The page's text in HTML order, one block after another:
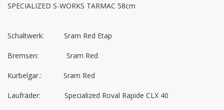
SPECIALIZED S-WORKS TARMAC 58cm
Schaltwerk:          Sram Red Etap
Bremsen:              Sram Red
Kurbelgar.:           Sram Red
Laufräder:            Specialized Roval Rapide CLX 40